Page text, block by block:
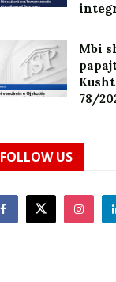
Mbi
78/
FOLLOW US